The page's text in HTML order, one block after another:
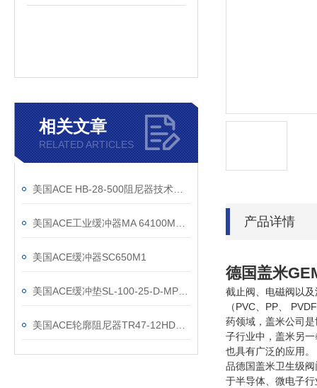
相关文章
RELATED ARTICLES
美国ACE缓冲器SC650M1
产品详情
德国盖米
截止阀、电磁阀以
（PVC、PP、
药领域，盖米公司
子行业中，盖米另
也具有广泛的应用
品德国盖米卫生级
于半导体、微电子